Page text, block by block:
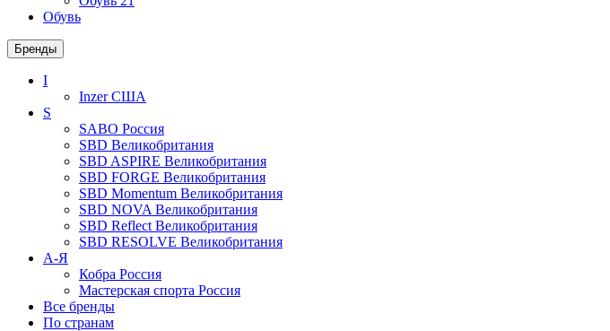
Обувь
Бренды
I
InzerСША
S
SABO Россия
SBD Великобритания
SBD ASPIRE Великобритания
SBD FORGE Великобритания
SBD Momentum Великобритания
SBD NOVA Великобритания
SBD Reflect Великобритания
SBD RESOLVE Великобритания
А-Я
Кобра Россия
Мастерская спорта Россия
Все бренды
По странам